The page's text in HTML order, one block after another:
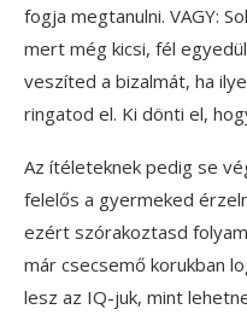
fogja megtanulni. VAGY:
mert még kicsi, fél
veszíted a bizalmát, ha
ringatod el. Ki dönti el,
Az ítéleteknek pedig se
felelős a gyermeked
ezért szórakoztasd
már csecsemő korukban
lesz az IQ-juk, mint